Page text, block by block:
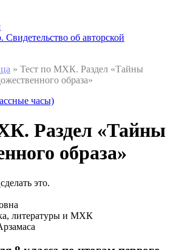
Свидетельство об авторской
» Тест по МХК. Раздел «Тайны
образа»
часы)
Раздел «Тайны
образа»
сделать это.
литературы и МХК